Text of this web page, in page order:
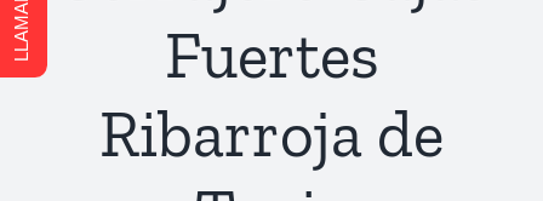
Fuertes
Ribarroja de